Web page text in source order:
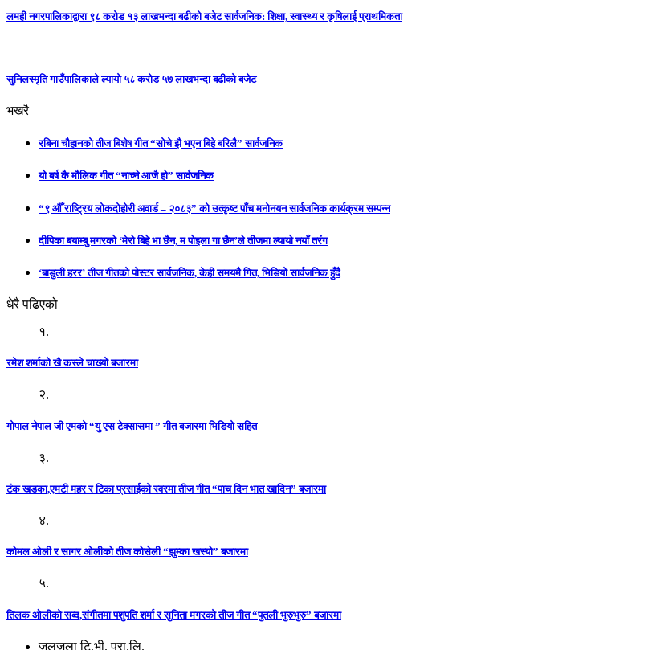
लमही नगरपालिकाद्वारा ९८ करोड १३ लाखभन्दा बढीको बजेट सार्वजनिक: शिक्षा, स्वास्थ्य र कृषिलाई प्राथमिकता
सुनिलस्मृति गाउँपालिकाले ल्यायो ५८ करोड ५७ लाखभन्दा बढीको बजेट
भखरै
रबिना चौहानको तीज बिशेष गीत “सोचे झै भएन बिहे बरिलै” सार्वजनिक
यो बर्ष कै मौलिक गीत “नाच्ने आजै हो” सार्वजनिक
“९ औँ राष्ट्रिय लोकदोहोरी अवार्ड – २०८३” को उत्कृष्ट पाँच मनोनयन सार्वजनिक कार्यक्रम सम्पन्न
दीपिका बयाम्बु मगरको ‘मेरो बिहे भा छैन, म पोइला गा छैन’ले तीजमा ल्यायो नयाँ तरंग
‘बाडुली हरर’ तीज गीतको पोस्टर सार्वजनिक, केही समयमै गित, भिडियो सार्वजनिक हुँदै
धेरै पढिएको
१.
रमेश शर्माको खै कस्ले चाख्यो बजारमा
२.
गोपाल नेपाल जी एमको “यु एस टेक्सासमा ” गीत बजारमा भिडियो सहित
३.
टंक खडका,एमटी महर र टिका प्रसाईको स्वरमा तीज गीत “पाच दिन भात खादिन” बजारमा
४.
कोमल ओली र सागर ओलीको तीज कोसेली “झुम्का खस्यो” बजारमा
५.
तिलक ओलीको सब्द,संगीतमा पशुपति शर्मा र सुनिता मगरको तीज गीत “पुतली भुरुभुरु” बजारमा
जलजला टि.भी. प्रा.लि.